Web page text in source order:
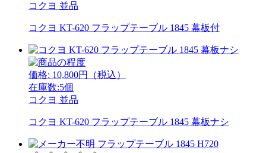
コクヨ 並品
コクヨ KT-620 フラップテーブル 1845 幕板付
価格: 10,800円（税込）
在庫数:5個
コクヨ 並品
コクヨ KT-620 フラップテーブル 1845 幕板ナシ